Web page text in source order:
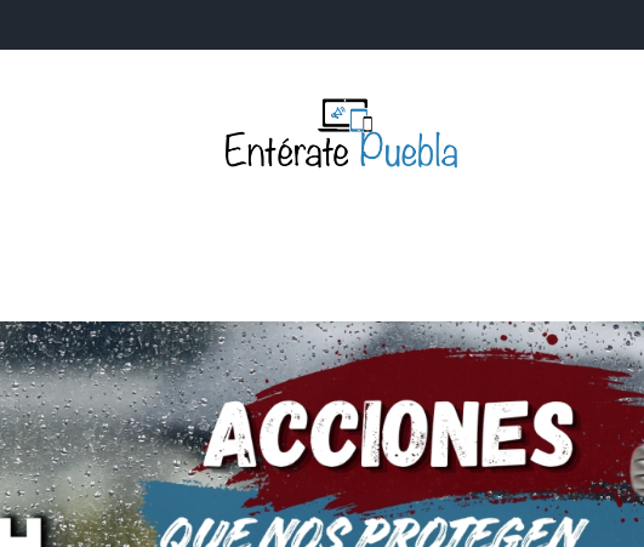
CIENCIA Y TECNOLOGÍA OPINIÓN SOCIEDAD ANUNCIOS